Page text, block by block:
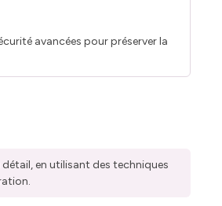
avancées pour préserver la
en utilisant des techniques